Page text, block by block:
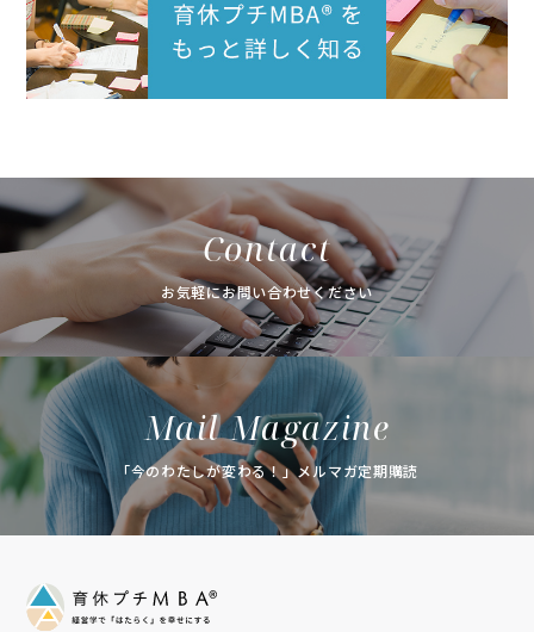
Contact
お気軽にお問い合わせください
Mail Magazine
「今のわたしが変わる！」メルマガ定期購読